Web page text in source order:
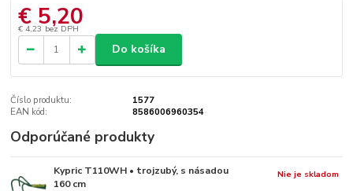
€ 5,20
€ 4,23 bez DPH
Do košíka
Číslo produktu:
1577
EAN kód:
8586006960354
Odporúčané produkty
Kypric T110WH • trojzubý, s násadou
160 cm
Nie je skladom